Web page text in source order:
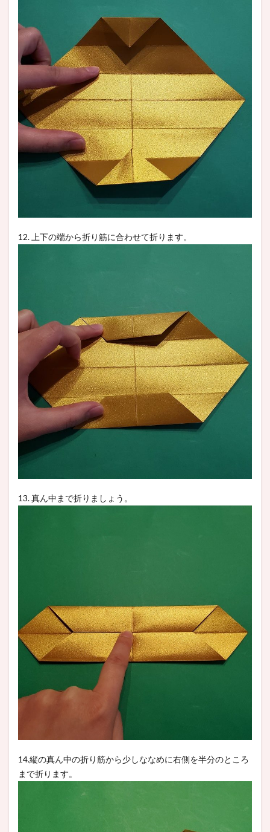
12. 上下の端から折り筋に合わせて折ります。
13. 真ん中まで折りましょう。
14.縦の真ん中の折り筋から少しななめに右側を半分のところ
まで折ります。